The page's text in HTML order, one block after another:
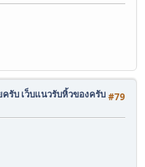
#79
รับ เว็บแนวรับหิ้วของครับ